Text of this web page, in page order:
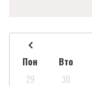
Пон
Вто
29
30